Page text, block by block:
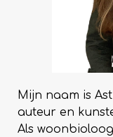
Mijn naam is
auteur en
Als